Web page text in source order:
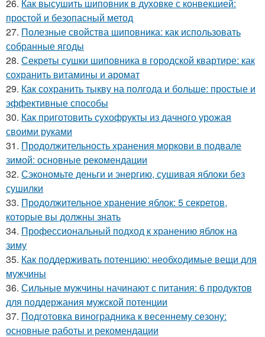
26. Как высушить шиповник в духовке с конвекцией:
простой и безопасный метод
27. Полезные свойства шиповника: как использовать
собранные ягоды
28. Секреты сушки шиповника в городской квартире: как
сохранить витамины и аромат
29. Как сохранить тыкву на полгода и больше: простые и
эффективные способы
30. Как приготовить сухофрукты из дачного урожая
своими руками
31. Продолжительность хранения моркови в подвале
зимой: основные рекомендации
32. Сэкономьте деньги и энергию, сушивая яблоки без
сушилки
33. Продолжительное хранение яблок: 5 секретов,
которые вы должны знать
34. Профессиональный подход к хранению яблок на
зиму
35. Как поддерживать потенцию: необходимые вещи для
мужчины
36. Сильные мужчины начинают с питания: 6 продуктов
для поддержания мужской потенции
37. Подготовка виноградника к весеннему сезону:
основные работы и рекомендации